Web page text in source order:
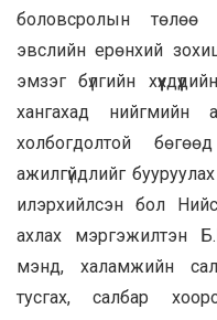
боловсролын төлөө
эвслийн ерөнхий
эмзэг бүлгийн
хангахад нийгмийн
холбогдолтой
ажилгүйдлийг
илэрхийлсэн бол
ахлах мэргэжилтэн
мэнд, халамжийн
тусгах, салбар